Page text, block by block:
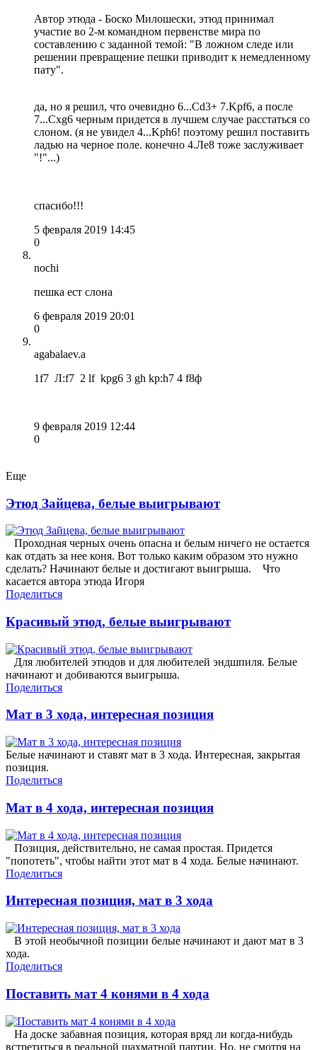
Автор этюда - Боско Милошески, этюд принимал
участие во 2-м командном первенстве мира по
составлению с заданной темой: "В ложном следе или
решении превращение пешки приводит к немедленному
пату".
да, но я решил, что очевидно 6...Сd3+ 7.Kpf6, а после
7...Схg6 черным придется в лучшем случае расстаться со
слоном. (я не увидел 4...Kph6! поэтому решил поставить
ладью на черное поле. конечно 4.Лe8 тоже заслуживает
"!"...)
спасибо!!!
5 февраля 2019 14:45
0
nochi
пешка ест слона
6 февраля 2019 20:01
0
agabalaev.a
1f7 Л:f7 2 lf kpg6 3 gh kp:h7 4 f8ф
9 февраля 2019 12:44
0
Еще
Этюд Зайцева, белые выигрывают
Проходная черных очень опасна и белым ничего не остается
как отдать за нее коня. Вот только каким образом это нужно
сделать? Начинают белые и достигают выигрыша. Что
касается автора этюда Игоря
Поделиться
Красивый этюд, белые выигрывают
Для любителей этюдов и для любителей эндшпиля. Белые
начинают и добиваются выигрыша.
Поделиться
Мат в 3 хода, интересная позиция
Белые начинают и ставят мат в 3 хода. Интересная, закрытая
позиция.
Поделиться
Мат в 4 хода, интересная позиция
Позиция, действительно, не самая простая. Придется
"попотеть", чтобы найти этот мат в 4 хода. Белые начинают.
Поделиться
Интересная позиция, мат в 3 хода
В этой необычной позиции белые начинают и дают мат в 3
хода.
Поделиться
Поставить мат 4 конями в 4 хода
На доске забавная позиция, которая вряд ли когда-нибудь
встретиться в реальной шахматной партии. Но, не смотря на